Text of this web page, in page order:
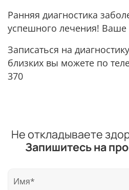
Ранняя диагностика
успешного лечения! Ваше
Записаться на
близких вы можете по
370
Не откладываете
Запишитесь на